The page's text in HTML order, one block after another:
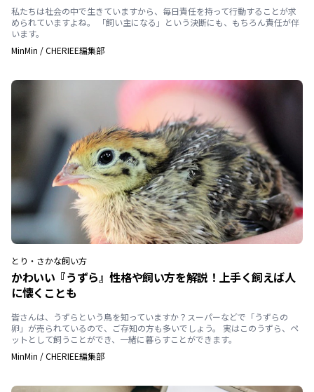
私たちは社会の中で生きていますから、毎日責任を持って行動することが求
められていますよね。 「飼い主になる」という決断にも、もちろん責任が伴
います。
MinMin /CHERIEE編集部
とり・さかな飼い方
かわいい『うずら』性格や飼い方を解説！上手く飼えば人
に懐くことも
皆さんは、うずらという鳥を知っていますか？スーパーなどで「うずらの
卵」が売られているので、ご存知の方も多いでしょう。 実はこのうずら、ペ
ットとして飼うことができ、一緒に暮らすことができます。
MinMin /CHERIEE編集部